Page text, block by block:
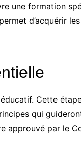
une formation
d’acquérir
Cette
qui
approuvé par le